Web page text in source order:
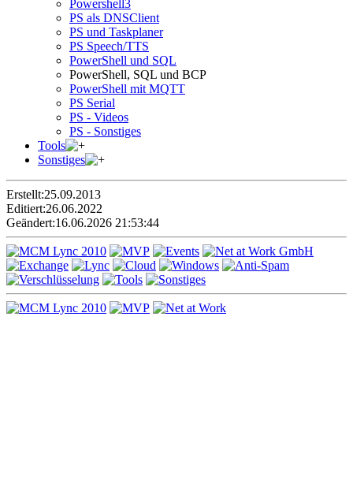
Powershell3
PS als DNSClient
PS und Taskplaner
PS Speech/TTS
PowerShell und SQL
PowerShell, SQL und BCP
PowerShell mit MQTT
PS Serial
PS - Videos
PS - Sonstiges
Tools
Sonstiges
Erstellt:25.09.2013
Editiert:26.06.2022
Geändert:16.06.2026 21:53:44